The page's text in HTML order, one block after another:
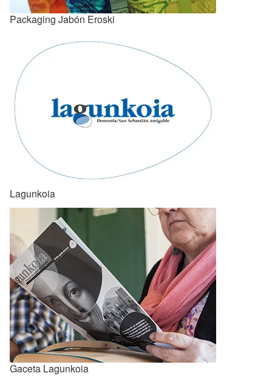
Packaging Jabón Eroski
Lagunkoia
Gaceta Lagunkoia